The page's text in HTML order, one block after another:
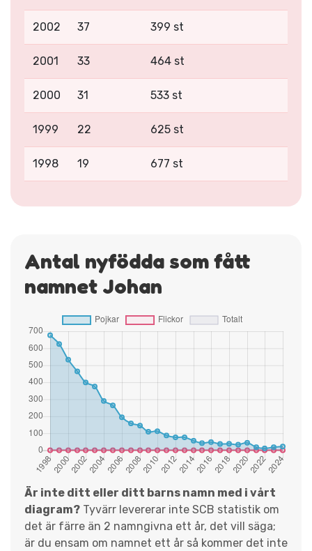
2002 37 399 st
2001 33 464 st
2000 31 533 st
1999 22 625 st
1998 19 677 st
Antal nyfödda som fått
namnet Johan
Är inte ditt eller ditt barns namn med i vårt
diagram? Tyvärr levererar inte SCB statistik om
det är färre än 2 namngivna ett år, det vill säga;
är du ensam om namnet ett år så kommer det inte